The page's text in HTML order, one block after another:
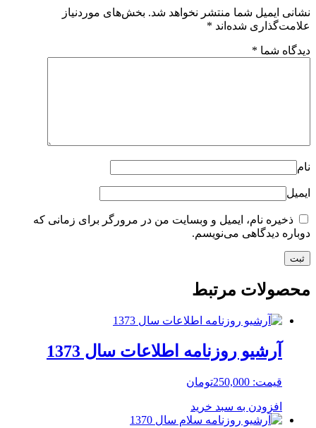
نشانی ایمیل شما منتشر نخواهد شد. بخش‌های موردنیاز
علامت‌گذاری شده‌اند *
دیدگاه شما *
نام
ایمیل
ذخیره نام، ایمیل و وبسایت من در مرورگر برای زمانی که
دوباره دیدگاهی می‌نویسم.
محصولات مرتبط
آرشیو روزنامه اطلاعات سال 1373
قیمت: 250,000تومان
افزودن به سبد خرید